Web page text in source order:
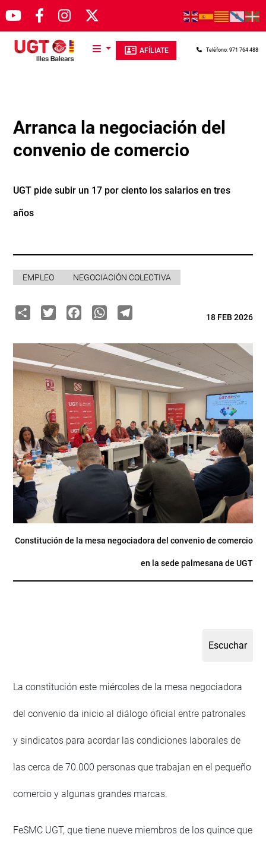
Pasar al contenido principal
AFÍLIATE Teléfono: 971 764 488
Arranca la negociación del
convenio de comercio
UGT pide subir un 17 por ciento los salarios en tres
años
EMPLEO NEGOCIACIÓN COLECTIVA
ShareTwitterFacebook
WhatsApp
Telegram18 FEB 2026
Constitución de la mesa negociadora del convenio de comercio
en la sede palmesana de UGT
La constitución este miércoles de la mesa negociadora
del convenio da inicio al diálogo oficial entre patronales
y sindicatos para acordar las condiciones laborales de
las cerca de 70.000 personas que trabajan en el pequeño
comercio y algunas grandes marcas.
FeSMC UGT, que tiene nueve miembros de los quince que